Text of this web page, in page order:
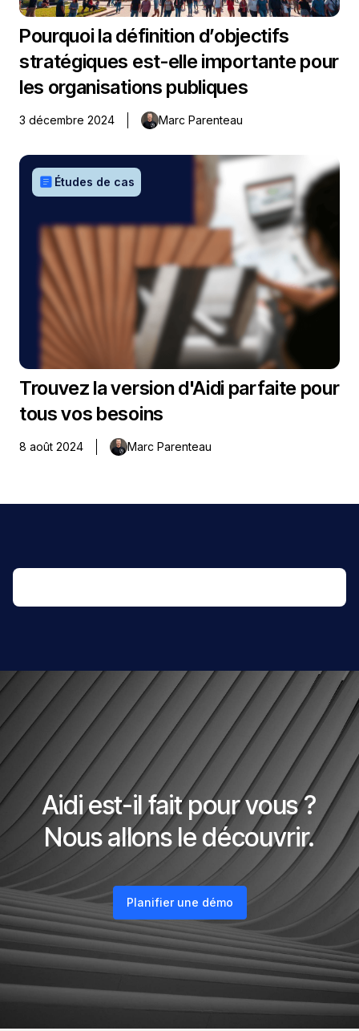
Pourquoi la définition d’objectifs
stratégiques est-elle importante pour
les organisations publiques
3 décembre 2024 Marc Parenteau
article Études de cas
Trouvez la version d'Aidi parfaite pour
tous vos besoins
8 août 2024 Marc Parenteau
Aidi est-il fait pour vous ?
Nous allons le découvrir.
Planifier une démo